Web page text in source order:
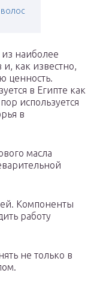
наиболее
как известно,
ценность.
в Египте как
используется
в
масла
Компоненты
работу
не только в